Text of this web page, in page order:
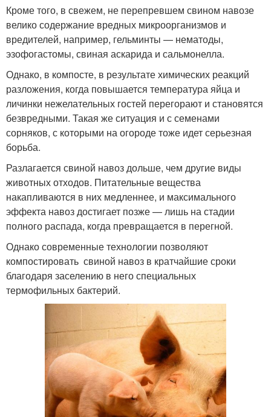
Кроме того, в свежем, не перепревшем свином навозе
велико содержание вредных микроорганизмов и
вредителей, например, гельминты — нематоды,
эзофогастомы, свиная аскарида и сальмонелла.
Однако, в компосте, в результате химических реакций
разложения, когда повышается температура яйца и
личинки нежелательных гостей перегорают и становятся
безвредными. Такая же ситуация и с семенами
сорняков, с которыми на огороде тоже идет серьезная
борьба.
Разлагается свиной навоз дольше, чем другие виды
животных отходов. Питательные вещества
накапливаются в них медленнее, и максимального
эффекта навоз достигает позже — лишь на стадии
полного распада, когда превращается в перегной.
Однако современные технологии позволяют
компостировать свиной навоз в кратчайшие сроки
благодаря заселению в него специальных
термофильных бактерий.